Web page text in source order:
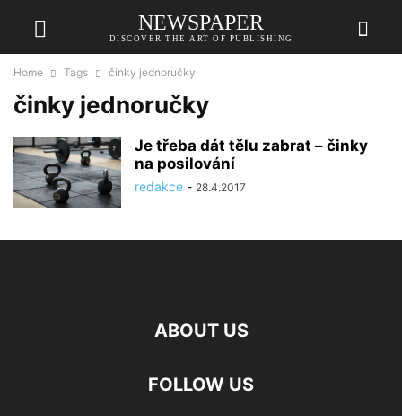
NEWSPAPER
DISCOVER THE ART OF PUBLISHING
Home Tags činky jednoručky
činky jednoručky
Je třeba dát tělu zabrat – činky
na posilování
redakce - 28.4.2017
ABOUT US
FOLLOW US